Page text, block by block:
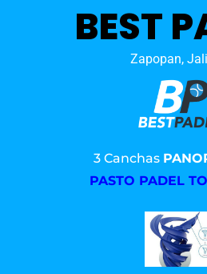
BEST
Zapopan,
3 Canchas
PASTO PADEL